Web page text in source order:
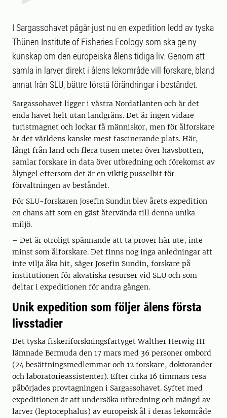
I Sargassohavet pågår just nu en expedition ledd av tyska
Thünen Institute of Fisheries Ecology som ska ge ny
kunskap om den europeiska ålens tidiga liv. Genom att
samla in larver direkt i ålens lekområde vill forskare, bland
annat från SLU, bättre förstå förändringar i beståndet.
Sargassohavet ligger i västra Nordatlanten och är det
enda havet helt utan landgräns. Det är ingen vidare
turistmagnet och lockar få människor, men för ålforskare
är det världens kanske mest fascinerande plats. Här,
långt från land och flera tusen meter över havsbotten,
samlar forskare in data över utbredning och förekomst av
ålyngel eftersom det är en viktig pusselbit för
förvaltningen av beståndet.
För SLU-forskaren Josefin Sundin blev årets expedition
en chans att som en gäst återvända till denna unika
miljö.
– Det är otroligt spännande att ta prover här ute, inte
minst som ålforskare. Det finns nog inga anledningar att
inte vilja åka hit, säger Josefin Sundin, forskare på
institutionen för akvatiska resurser vid SLU och som
deltar i expeditionen för andra gången.
Unik expedition som följer ålens första
livsstadier
Det tyska fiskeriforskningsfartyget Walther Herwig III
lämnade Bermuda den 17 mars med 36 personer ombord
(24 besättningsmedlemmar och 12 forskare, doktorander
och laboratorieassistenter). Efter cirka 16 timmars resa
påbörjades provtagningen i Sargassohavet. Syftet med
expeditionen är att undersöka utbredning och mängd av
larver (leptocephalus) av europeisk ål i deras lekområde